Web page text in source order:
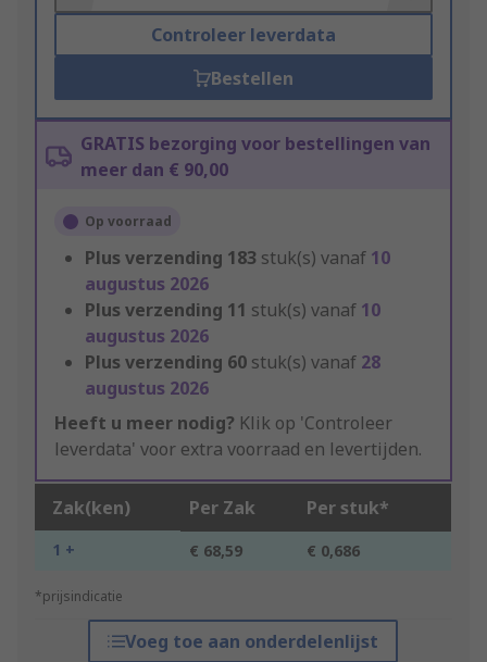
Controleer leverdata
Bestellen
GRATIS bezorging voor bestellingen van
meer dan € 90,00
Op voorraad
Plus verzending 183 stuk(s) vanaf 10
augustus 2026
Plus verzending 11 stuk(s) vanaf 10
augustus 2026
Plus verzending 60 stuk(s) vanaf 28
augustus 2026
Heeft u meer nodig? Klik op 'Controleer
leverdata' voor extra voorraad en levertijden.
Zak(ken) Per Zak Per stuk*
1 + € 68,59 € 0,686
*prijsindicatie
Voeg toe aan onderdelenlijst